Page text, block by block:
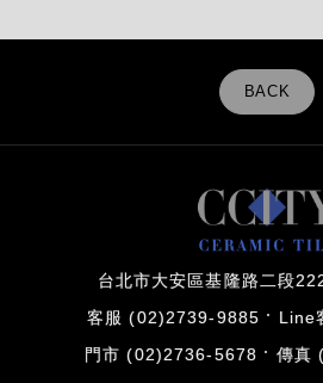
BACK
台北市大安區基隆路二段
客服 (02)2739-9885 Line
門市 (02)2736-5678 傳真